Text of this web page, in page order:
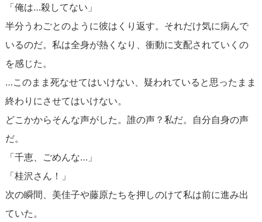
「俺は…殺してない」
半分うわごとのように彼はくり返す。それだけ気に病んで
いるのだ。私は全身が熱くなり、衝動に支配されていくの
を感じた。
…このまま死なせてはいけない、疑われていると思ったまま
終わりにさせてはいけない。
どこかからそんな声がした。誰の声？私だ。自分自身の声
だ。
「千恵、ごめんな…」
「桂沢さん！」
次の瞬間、美佳子や藤原たちを押しのけて私は前に進み出
ていた。